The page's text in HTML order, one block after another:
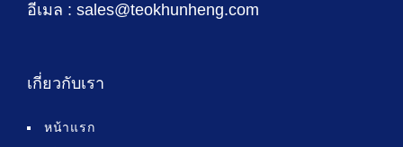
อีเมล : sales@teokhunheng.com
เกี่ยวกับเรา
หน้าแรก